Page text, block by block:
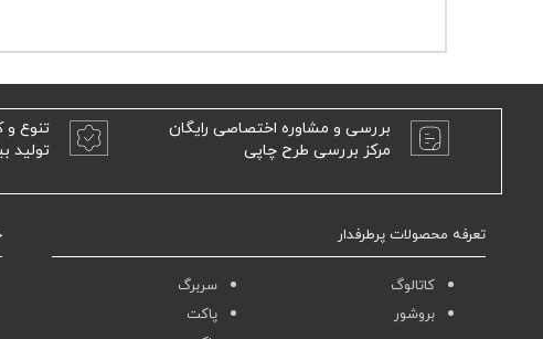
تنوع
تولید بیش از
بررسی و مشاوره اختصاصی رایگان
مرکز بررسی طرح چاپی
تعرفه محصولات پرطرفدار
سربرگ
پاکت
کاتالوگ
بروشور